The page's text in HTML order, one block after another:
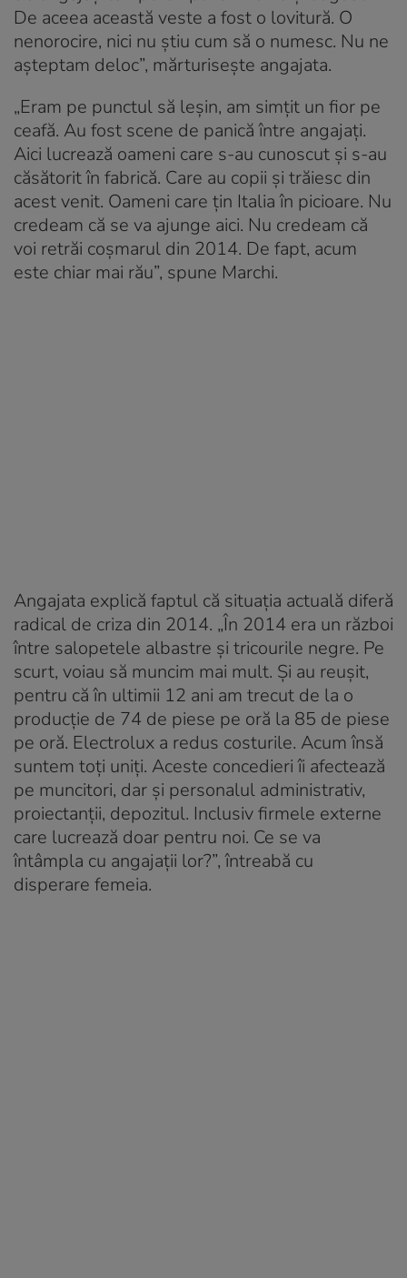
De aceea această veste a fost o lovitură. O
nenorocire, nici nu știu cum să o numesc. Nu ne
așteptam deloc”, mărturisește angajata.
„Eram pe punctul să leșin, am simțit un fior pe
ceafă. Au fost scene de panică între angajați.
Aici lucrează oameni care s-au cunoscut și s-au
căsătorit în fabrică. Care au copii și trăiesc din
acest venit. Oameni care țin Italia în picioare. Nu
credeam că se va ajunge aici. Nu credeam că
voi retrăi coșmarul din 2014. De fapt, acum
este chiar mai rău”, spune Marchi.
Angajata explică faptul că situația actuală diferă
radical de criza din 2014. „În 2014 era un război
între salopetele albastre și tricourile negre. Pe
scurt, voiau să muncim mai mult. Și au reușit,
pentru că în ultimii 12 ani am trecut de la o
producție de 74 de piese pe oră la 85 de piese
pe oră. Electrolux a redus costurile. Acum însă
suntem toți uniți. Aceste concedieri îi afectează
pe muncitori, dar și personalul administrativ,
proiectanții, depozitul. Inclusiv firmele externe
care lucrează doar pentru noi. Ce se va
întâmpla cu angajații lor?”, întreabă cu
disperare femeia.